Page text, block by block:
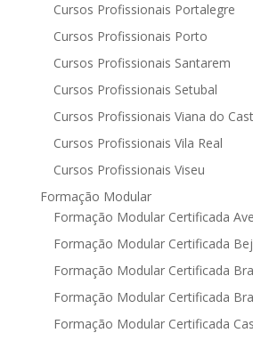
Cursos Profissionais Portalegre
Cursos Profissionais Porto
Cursos Profissionais Santarem
Cursos Profissionais Setubal
Cursos Profissionais Viana do
Cursos Profissionais Vila Real
Cursos Profissionais Viseu
Formação Modular
Formação Modular Certificada
Formação Modular Certificada
Formação Modular Certificada
Formação Modular Certificada
Formação Modular Certificada